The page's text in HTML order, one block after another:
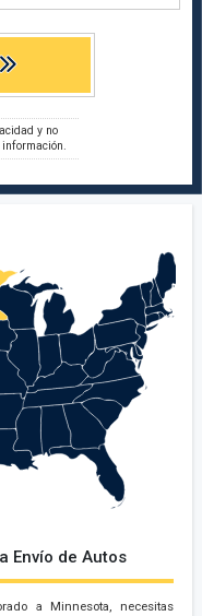
y no
Envío de Autos
a Minnesota, necesitas